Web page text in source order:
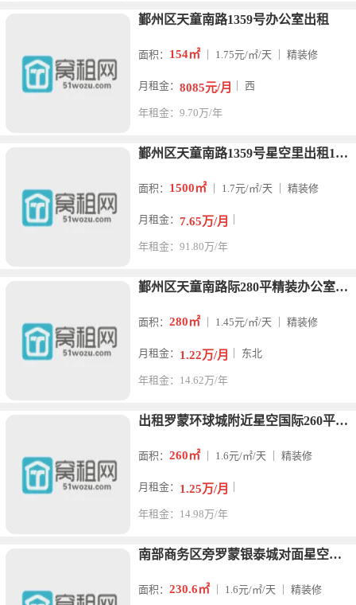
鄞州区天童南路1359号办公室出租
面积： 154㎡｜ 1.75元/㎡/天 ｜ 精装修
月租金： 8085元/月 ｜ 西
年租金：9.70万/年
鄞州区天童南路1359号星空里出租1500平米
面积： 1500㎡｜ 1.7元/㎡/天 ｜ 精装修
月租金： 7.65万/月
年租金：91.80万/年
鄞州区天童南路际280平精装办公室推荐精装修3个隔间 东北朝
面积： 280㎡｜ 1.45元/㎡/天 ｜ 精装修
月租金： 1.22万/月 ｜ 东北
年租金：14.62万/年
出租罗蒙环球城附近星空国际260平精装办公室电梯口 四个隔间
面积： 260㎡｜ 1.6元/㎡/天 ｜ 精装修
月租金： 1.25万/月
年租金：14.98万/年
南部商务区旁罗蒙银泰城对面星空国际230.6平精装办公室出租
面积： 230.6㎡｜ 1.6元/㎡/天 ｜ 精装修